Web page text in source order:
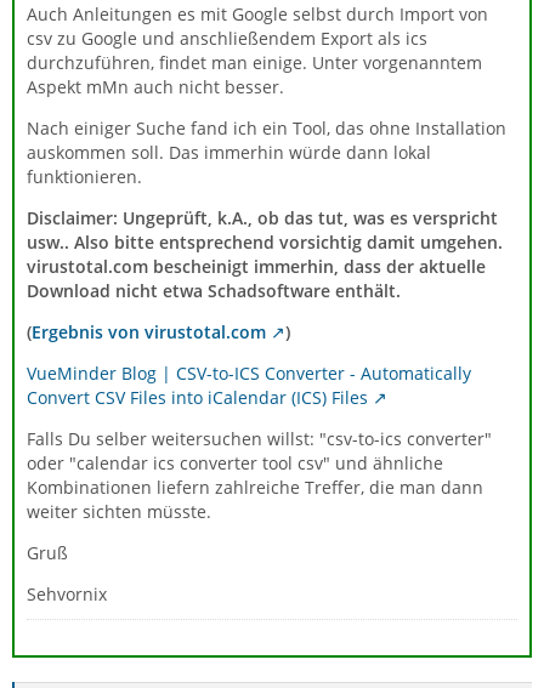
Auch Anleitungen es mit Google selbst durch Import von
csv zu Google und anschließendem Export als ics
durchzuführen, findet man einige. Unter vorgenanntem
Aspekt mMn auch nicht besser.
Nach einiger Suche fand ich ein Tool, das ohne Installation
auskommen soll. Das immerhin würde dann lokal
funktionieren.
Disclaimer: Ungeprüft, k.A., ob das tut, was es verspricht
usw.. Also bitte entsprechend vorsichtig damit umgehen.
virustotal.com bescheinigt immerhin, dass der aktuelle
Download nicht etwa Schadsoftware enthält.
(Ergebnis von virustotal.com
)
VueMinder Blog | CSV-to-ICS Converter - Automatically
Convert CSV Files into iCalendar (ICS) Files
Falls Du selber weitersuchen willst: "csv-to-ics converter"
oder "calendar ics converter tool csv" und ähnliche
Kombinationen liefern zahlreiche Treffer, die man dann
weiter sichten müsste.
Gruß
Sehvornix